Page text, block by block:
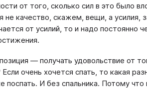
от того, сколько сил в это было
не качество, скажем, вещи, а усилия,
от усилий, то и надо постоянно
— получать удовольствие от
Если очень хочется спать, то какая
поспать. И без спальника. Потому